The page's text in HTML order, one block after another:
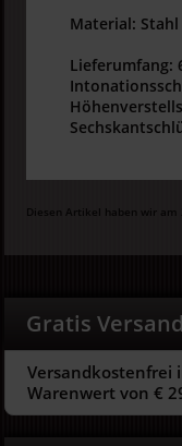
Material:
Lieferumfang:
Diesen Artikel haben wir am
Gratis Versand
Versandkostenfrei
Warenwert von €